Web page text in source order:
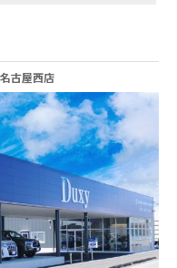
古屋西店